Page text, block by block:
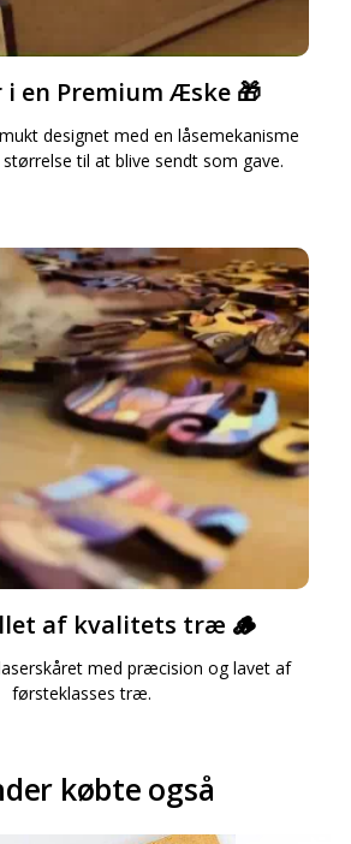
i en Premium Æske 🎁
designet med en låsemekanisme
til at blive sendt som gave.
af kvalitets træ 🪵
med præcision og lavet af
førsteklasses træ.
købte også